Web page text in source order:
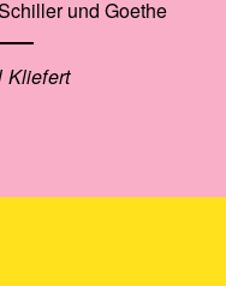
und Goethe
Kliefert